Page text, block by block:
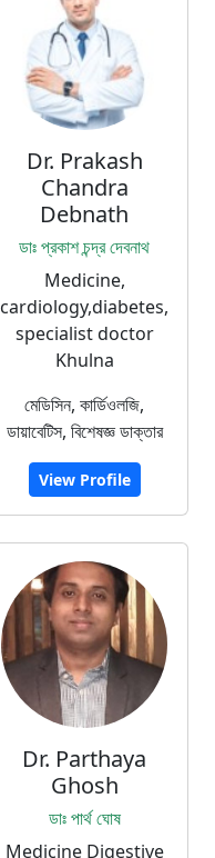
Dr. Prakash
Chandra
Debnath
ডাঃ প্রকাশ চন্দ্র দেবনাথ
Medicine,
cardiology,diabetes,
specialist doctor
Khulna
মেডিসিন, কার্ডিওলজি,
ডায়াবেটিস, বিশেষজ্ঞ ডাক্তার
View Profile
Dr. Parthaya
Ghosh
ডাঃ পার্থ ঘোষ
Medicine Digestive